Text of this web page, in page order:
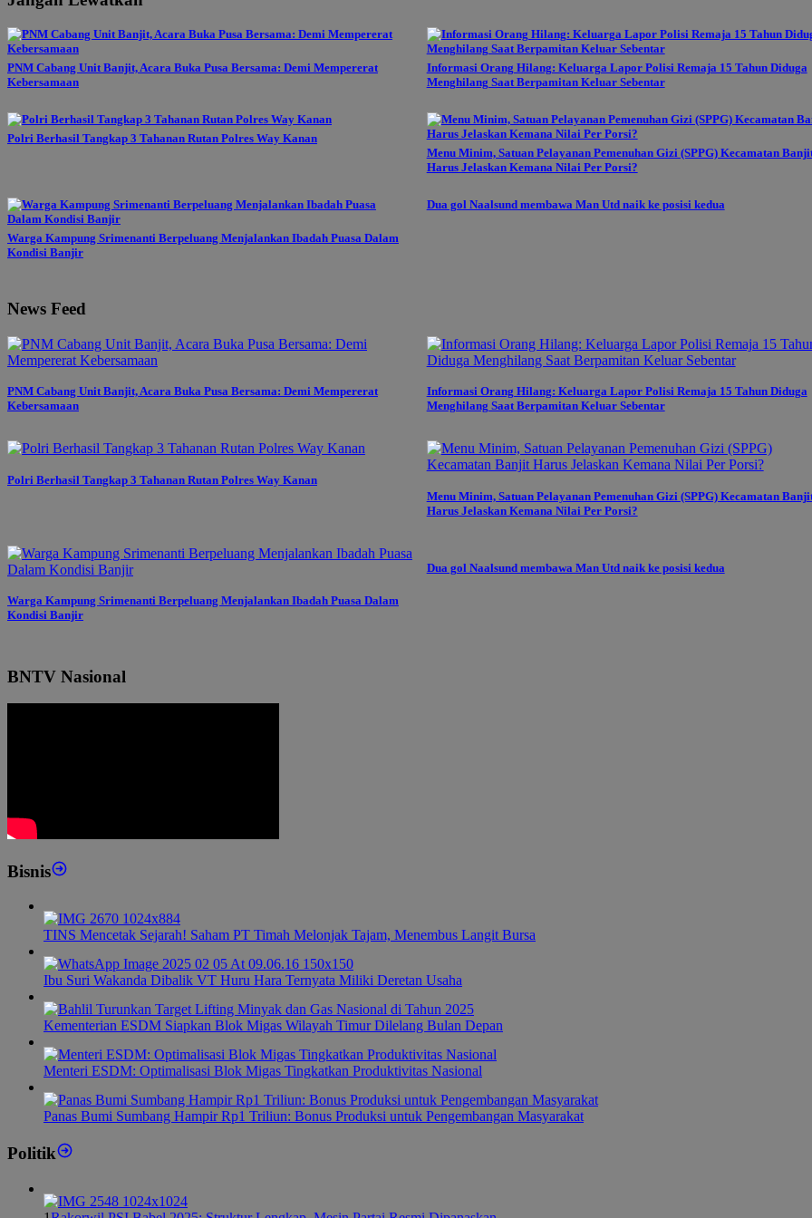
PNM Cabang Unit Banjit, Acara Buka Pusa Bersama: Demi Mempererat
Kebersamaan
Informasi Orang Hilang: Keluarga Lapor Polisi Remaja 15 Tahun Diduga
Menghilang Saat Berpamitan Keluar Sebentar
Polri Berhasil Tangkap 3 Tahanan Rutan Polres Way Kanan
Menu Minim, Satuan Pelayanan Pemenuhan Gizi (SPPG) Kecamatan
Harus Jelaskan Kemana Nilai Per Porsi?
Warga Kampung Srimenanti Berpeluang Menjalankan Ibadah Puasa Dalam
Kondisi Banjir
Dua gol Naalsund membawa Man Utd naik ke posisi kedua
News Feed
PNM Cabang Unit Banjit, Acara Buka Pusa Bersama: Demi Mempererat
Kebersamaan
Informasi Orang Hilang: Keluarga Lapor Polisi Remaja 15 Tahun Diduga
Menghilang Saat Berpamitan Keluar Sebentar
Polri Berhasil Tangkap 3 Tahanan Rutan Polres Way Kanan
Menu Minim, Satuan Pelayanan Pemenuhan Gizi (SPPG) Kecamatan
Harus Jelaskan Kemana Nilai Per Porsi?
Warga Kampung Srimenanti Berpeluang Menjalankan Ibadah Puasa Dalam
Kondisi Banjir
Dua gol Naalsund membawa Man Utd naik ke posisi kedua
BNTV Nasional
Bisnis
TINS Mencetak Sejarah! Saham PT Timah Melonjak Tajam, Menembus Langit Bursa
Ibu Suri Wakanda Dibalik VT Huru Hara Ternyata Miliki Deretan Usaha
Kementerian ESDM Siapkan Blok Migas Wilayah Timur Dilelang Bulan Depan
Menteri ESDM: Optimalisasi Blok Migas Tingkatkan Produktivitas Nasional
Panas Bumi Sumbang Hampir Rp1 Triliun: Bonus Produksi untuk Pengembangan Masyarakat
Politik